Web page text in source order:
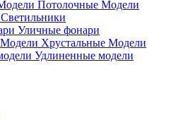
Потолочные Модели
Светильники
Уличные фонари
Хрустальные Модели
Удлиненные модели